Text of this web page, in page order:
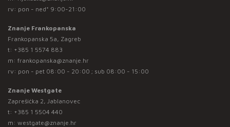
rv: pon - ned* 9:00-21:00
Znanje Frankopanska
Frankopanska 5a, Zagreb
t: +385 1 5574 883
m: frankopanska@znanje.hr
rv: pon - pet 08:00 - 20:00 ; sub 08:00 - 15:00
Znanje Westgate
Zaprešićka 2, Jablanovec
t: +385 1 5504 440
m: westgate@znanje.hr